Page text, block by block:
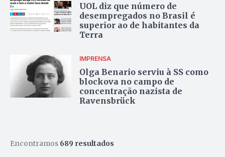
UOL diz que número de
desempregados no Brasil é
superior ao de habitantes da
Terra
IMPRENSA
Olga Benario serviu à SS como
blockova no campo de
concentração nazista de
Ravensbrück
Encontramos 689 resultados